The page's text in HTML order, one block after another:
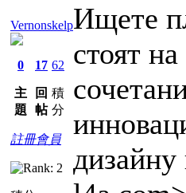
Vernonskelp
0
主
題
17
回
帖
62
積
分
註冊會員
Ищете
стоят